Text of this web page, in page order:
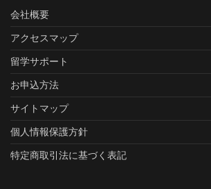
会社概要
アクセスマップ
留学サポート
お申込方法
サイトマップ
個人情報保護方針
特定商取引法に基づく表記